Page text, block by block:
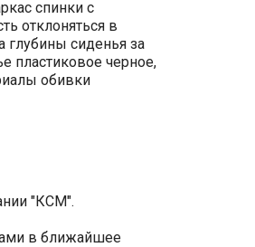
спинки с
отклоняться в
глубины сиденья за
пластиковое черное,
обивки
"КСМ".
в ближайшее